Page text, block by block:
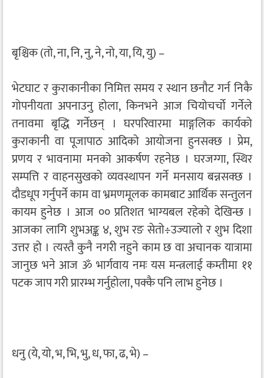
बृश्चिक (तो, ना, नि, नु, ने, नो, या, यि, यु) –
भेटघाट र कुराकानीका निमित्त समय र स्थान छनौट गर्न निकै
गोपनीयता अपनाउनु होला, किनभने आज चियोचर्चो गर्नेले
तनावमा बृद्धि गर्नेछन् । घरपरिवारमा माङ्गलिक कार्यको
कुराकानी वा पूजापाठ आदिको आयोजना हुनसक्छ । प्रेम,
प्रणय र भावनामा मनको आकर्षण रहनेछ । घरजग्गा, स्थिर
सम्पत्ति र वाहनसुखको व्यवस्थापन गर्ने मनसाय बन्नसक्छ ।
दौडधूप गर्नुपर्ने काम वा भ्रमणमूलक कामबाट आर्थिक सन्तुलन
कायम हुनेछ । आज ०० प्रतिशत भाग्यबल रहेको देखिन्छ ।
आजका लागि शुभअङ्क ४, शुभ रङ सेतो÷उज्यालो र शुभ दिशा
उत्तर हो । त्यस्तै कुनै नगरी नहुने काम छ वा अचानक यात्रामा
जानुछ भने आज ॐ भार्गवाय नमः यस मन्त्रलाई कम्तीमा ११
पटक जाप गरी प्रारम्भ गर्नुहोला, पक्कै पनि लाभ हुनेछ ।
धनु (ये, यो, भ, भि, भु, ध, फा, ढ, भे) –